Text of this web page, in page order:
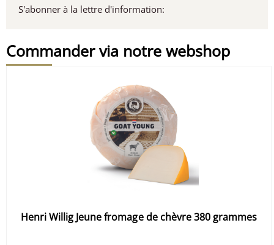
S'abonner à la lettre d'information:
Commander via notre webshop
Henri Willig Jeune fromage de chèvre 380 grammes